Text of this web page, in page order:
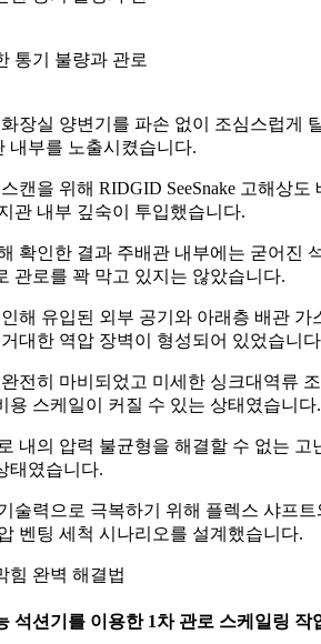
통기 불량과 관로
장실 양변기를 파손 없이 조심스럽게
내부를 노출시켰습니다.
캔을 위해 RIDGID SeeSnake 고해상도
관 내부 깊숙이 투입했습니다.
확인한 결과 주배관 내부에는 굳어진
관로를 꽉 막고 있지는 않았습니다.
해 유입된 외부 공기와 아래층 배관 가
대한 역압 장벽이 형성되어 있었습니
전히 마비되었고 미세한 싱크대역류
용 스케일이 커질 수 있는 상태였습니다.
내의 압력 불균형을 해결할 수 없는 고
태였습니다.
술력으로 극복하기 위해 플렉스 샤프트
벤팅 세척 시나리오를 설계했습니다.
힘 완벽 해결법
석션기를 이용한 1차 관로 스케일링 작